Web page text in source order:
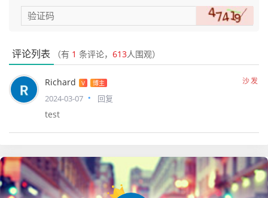
评论列表 （有 1 条评论， 613人围观）
Richard V 博主 沙发
2024-03-07 回复
test